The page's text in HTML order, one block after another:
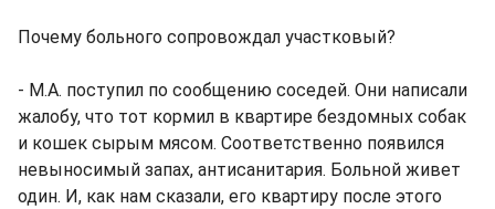
Почему больного сопровождал участковый?
- М.А. поступил по сообщению соседей. Они написали
жалобу, что тот кормил в квартире бездомных собак
и кошек сырым мясом. Соответственно появился
невыносимый запах, антисанитария. Больной живет
один. И, как нам сказали, его квартиру после этого